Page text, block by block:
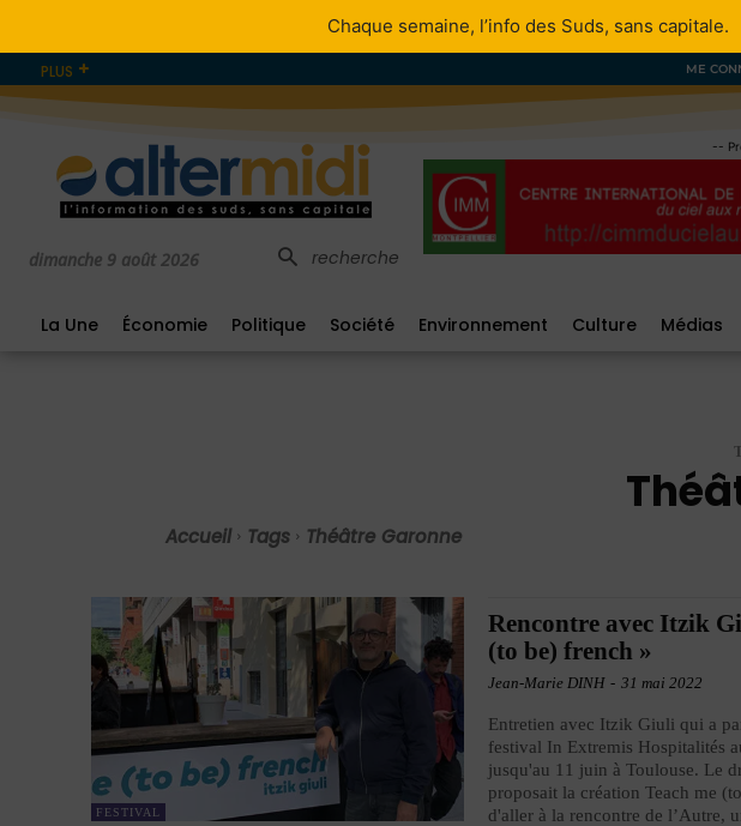
PLUS ME
dimanche 9 août 2026 recherche
--
La Une Économie Politique Société Environnement Culture Médias
Accueil Tags Théâtre Garonne
FESTIVAL
Rencontre avec Itzik
(to be) french »
Jean-Marie DINH - 31 mai 2022
Entretien avec Itzik Giuli qui a
festival In Extremis Hospitalités
jusqu'au 11 juin à Toulouse. Le
proposait la création Teach me
d'aller à la rencontre de l’Autre,
Chaque semaine, l’info des Suds, sans capitale.